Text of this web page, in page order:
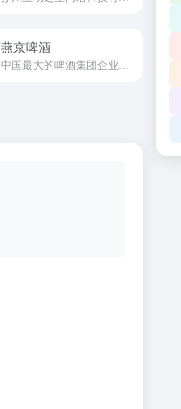
燕京啤酒